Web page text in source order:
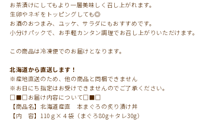
お茶漬けにしてもより一層美味しく召し上がれます。
生卵やネギをトッピングしても◎
お酒のおつまみ、ユッケ、サラダにもおすすめです。
小分けパックで、お手軽カンタン調理でお召し上がりいただけます。
この商品は冷凍便でのお届けとなります。
北海道から直送します！
※産地直送のため、他の商品と同梱できません
※お日にち指定はお受けできませんのでご了承ください。
□■□お届け内容について□■□
【商品名】北海道産直 本まぐろの炙り漬け丼
【内 容】110ｇ×４袋（まぐろ80g＋タレ30g）